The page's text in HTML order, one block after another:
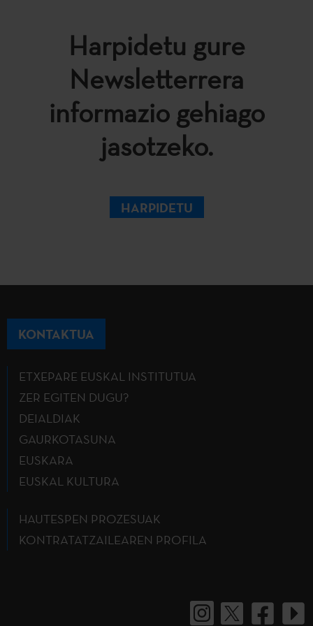
Harpidetu gure
Newsletterrera
informazio gehiago
jasotzeko.
HARPIDETU
KONTAKTUA
ETXEPARE EUSKAL INSTITUTUA
ZER EGITEN DUGU?
DEIALDIAK
GAURKOTASUNA
EUSKARA
EUSKAL KULTURA
HAUTESPEN PROZESUAK
KONTRATATZAILEAREN PROFILA